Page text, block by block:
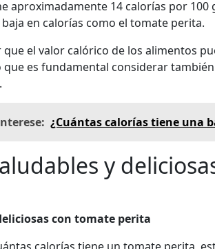
aproximadamente 14 calorías por 100
en calorías como el tomate perita.
el valor calórico de los alimentos
es fundamental considerar
¿Cuántas calorías tiene una
y
con tomate perita